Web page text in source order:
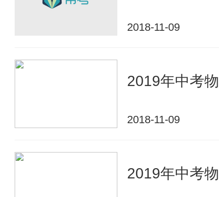
2018-11-09
2019年中考
2018-11-09
2019年中考